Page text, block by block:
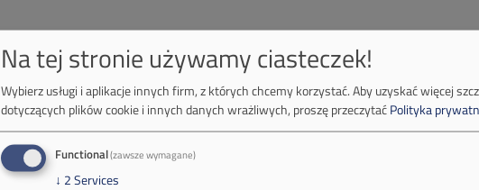
Na tej stronie używamy ciasteczek!
Wybierz usługi i aplikacje innych firm, z których chcemy korzystać.Aby uzyskać więcej
dotyczących plików cookie i innych danych wrażliwych, proszę przeczytaćPolityka
Functional(zawsze wymagane)
↓ 2Services